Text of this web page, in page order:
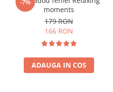
-7%
moments
179 RON
166 RON
ADAUGA IN COS